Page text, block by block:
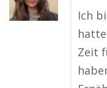
Ich
Zeit